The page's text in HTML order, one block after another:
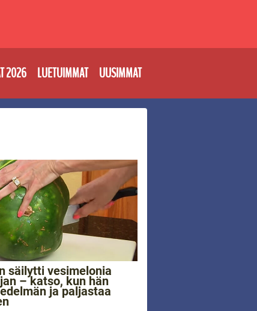
2026 LUETUIMMAT UUSIMMAT
säilytti vesimelonia
– katso, kun hän
ja paljastaa